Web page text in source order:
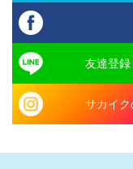
友達登録
サカイ